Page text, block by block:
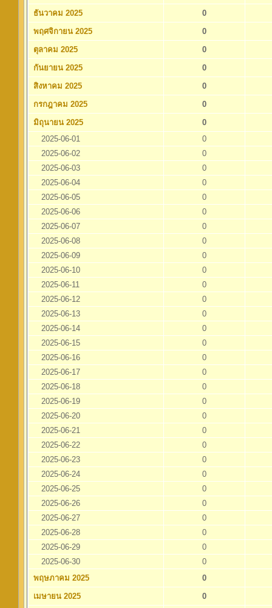
ธันวาคม 2025
0
พฤศจิกายน 2025
0
ตุลาคม 2025
0
กันยายน 2025
0
สิงหาคม 2025
0
กรกฎาคม 2025
0
มิถุนายน 2025
0
2025-06-01
0
2025-06-02
0
2025-06-03
0
2025-06-04
0
2025-06-05
0
2025-06-06
0
2025-06-07
0
2025-06-08
0
2025-06-09
0
2025-06-10
0
2025-06-11
0
2025-06-12
0
2025-06-13
0
2025-06-14
0
2025-06-15
0
2025-06-16
0
2025-06-17
0
2025-06-18
0
2025-06-19
0
2025-06-20
0
2025-06-21
0
2025-06-22
0
2025-06-23
0
2025-06-24
0
2025-06-25
0
2025-06-26
0
2025-06-27
0
2025-06-28
0
2025-06-29
0
2025-06-30
0
พฤษภาคม 2025
0
เมษายน 2025
0